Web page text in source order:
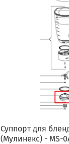
Суппорт для
(Мулинекс) - MS-